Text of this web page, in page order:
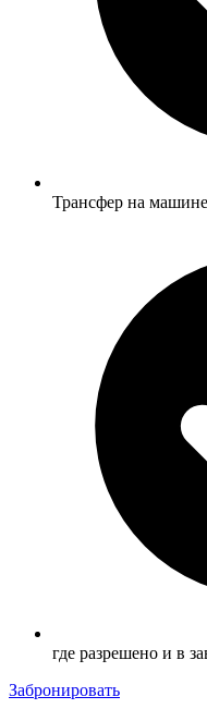
Трансфер на
где разрешено и в
Забронировать